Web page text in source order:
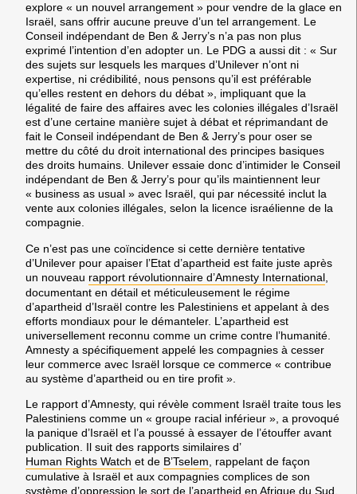
explore « un nouvel arrangement » pour vendre de la glace en
Israël, sans offrir aucune preuve d’un tel arrangement. Le
Conseil indépendant de Ben & Jerry’s n’a pas non plus
exprimé l’intention d’en adopter un. Le PDG a aussi dit : « Sur
des sujets sur lesquels les marques d’Unilever n’ont ni
expertise, ni crédibilité, nous pensons qu’il est préférable
qu’elles restent en dehors du débat », impliquant que la
légalité de faire des affaires avec les colonies illégales d’Israël
est d’une certaine manière sujet à débat et réprimandant de
fait le Conseil indépendant de Ben & Jerry’s pour oser se
mettre du côté du droit international des principes basiques
des droits humains. Unilever essaie donc d’intimider le Conseil
indépendant de Ben & Jerry’s pour qu’ils maintiennent leur
« business as usual » avec Israël, qui par nécessité inclut la
vente aux colonies illégales, selon la licence israélienne de la
compagnie.
Ce n’est pas une coïncidence si cette dernière tentative
d’Unilever pour apaiser l’Etat d’apartheid est faite juste après
un nouveau rapport révolutionnaire d’Amnesty International
documentant en détail et méticuleusement le régime
d’apartheid d’Israël contre les Palestiniens et appelant à des
efforts mondiaux pour le démanteler. L’apartheid est
universellement reconnu comme un crime contre l’humanité.
Amnesty a spécifiquement appelé les compagnies à cesser
leur commerce avec Israël lorsque ce commerce « contribue
au système d’apartheid ou en tire profit ».
Le rapport d’Amnesty, qui révèle comment Israël traite tous les
Palestiniens comme un « groupe racial inférieur », a provoqué
la panique d’Israël et l’a poussé à essayer de l’étouffer avant
publication. Il suit des rapports similaires d’
Human Rights Watch et de B’Tselem , rappelant de façon
cumulative à Israël et aux compagnies complices de son
système d’oppression le sort de l’apartheid en Afrique du Sud.